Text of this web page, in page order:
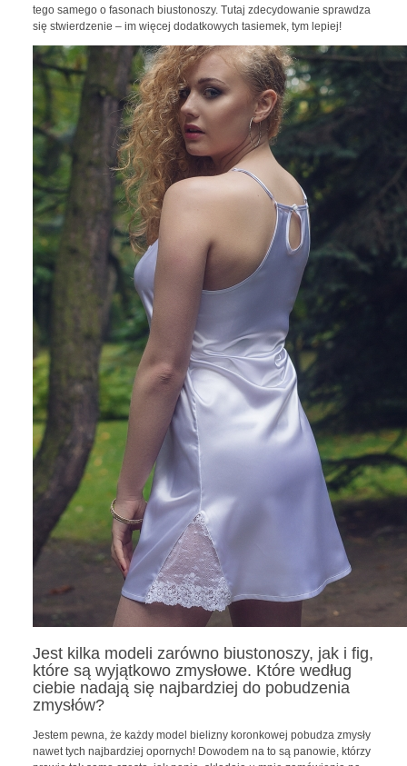
tego samego o fasonach biustonoszy. Tutaj zdecydowanie sprawdza
się stwierdzenie – im więcej dodatkowych tasiemek, tym lepiej!
Jest kilka modeli zarówno biustonoszy, jak i fig,
które są wyjątkowo zmysłowe. Które według
ciebie nadają się najbardziej do pobudzenia
zmysłów?
Jestem pewna, że każdy model bielizny koronkowej pobudza zmysły
nawet tych najbardziej opornych! Dowodem na to są panowie, którzy